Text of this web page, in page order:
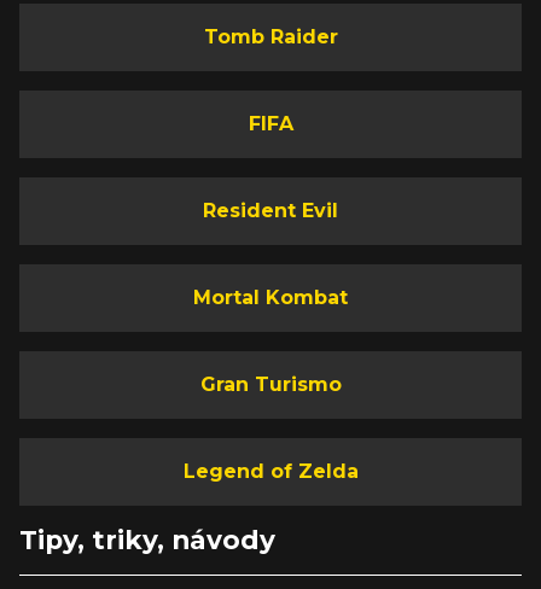
Tomb Raider
FIFA
Resident Evil
Mortal Kombat
Gran Turismo
Legend of Zelda
Tipy, triky, návody